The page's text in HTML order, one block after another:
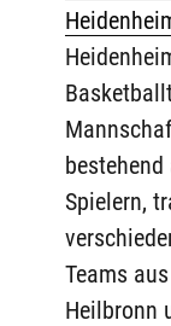
Spielern,
Teams
Heilbronn